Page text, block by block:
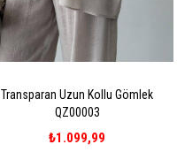
Transparan Uzun Kollu Gömlek
QZ00003
₺1.099,99